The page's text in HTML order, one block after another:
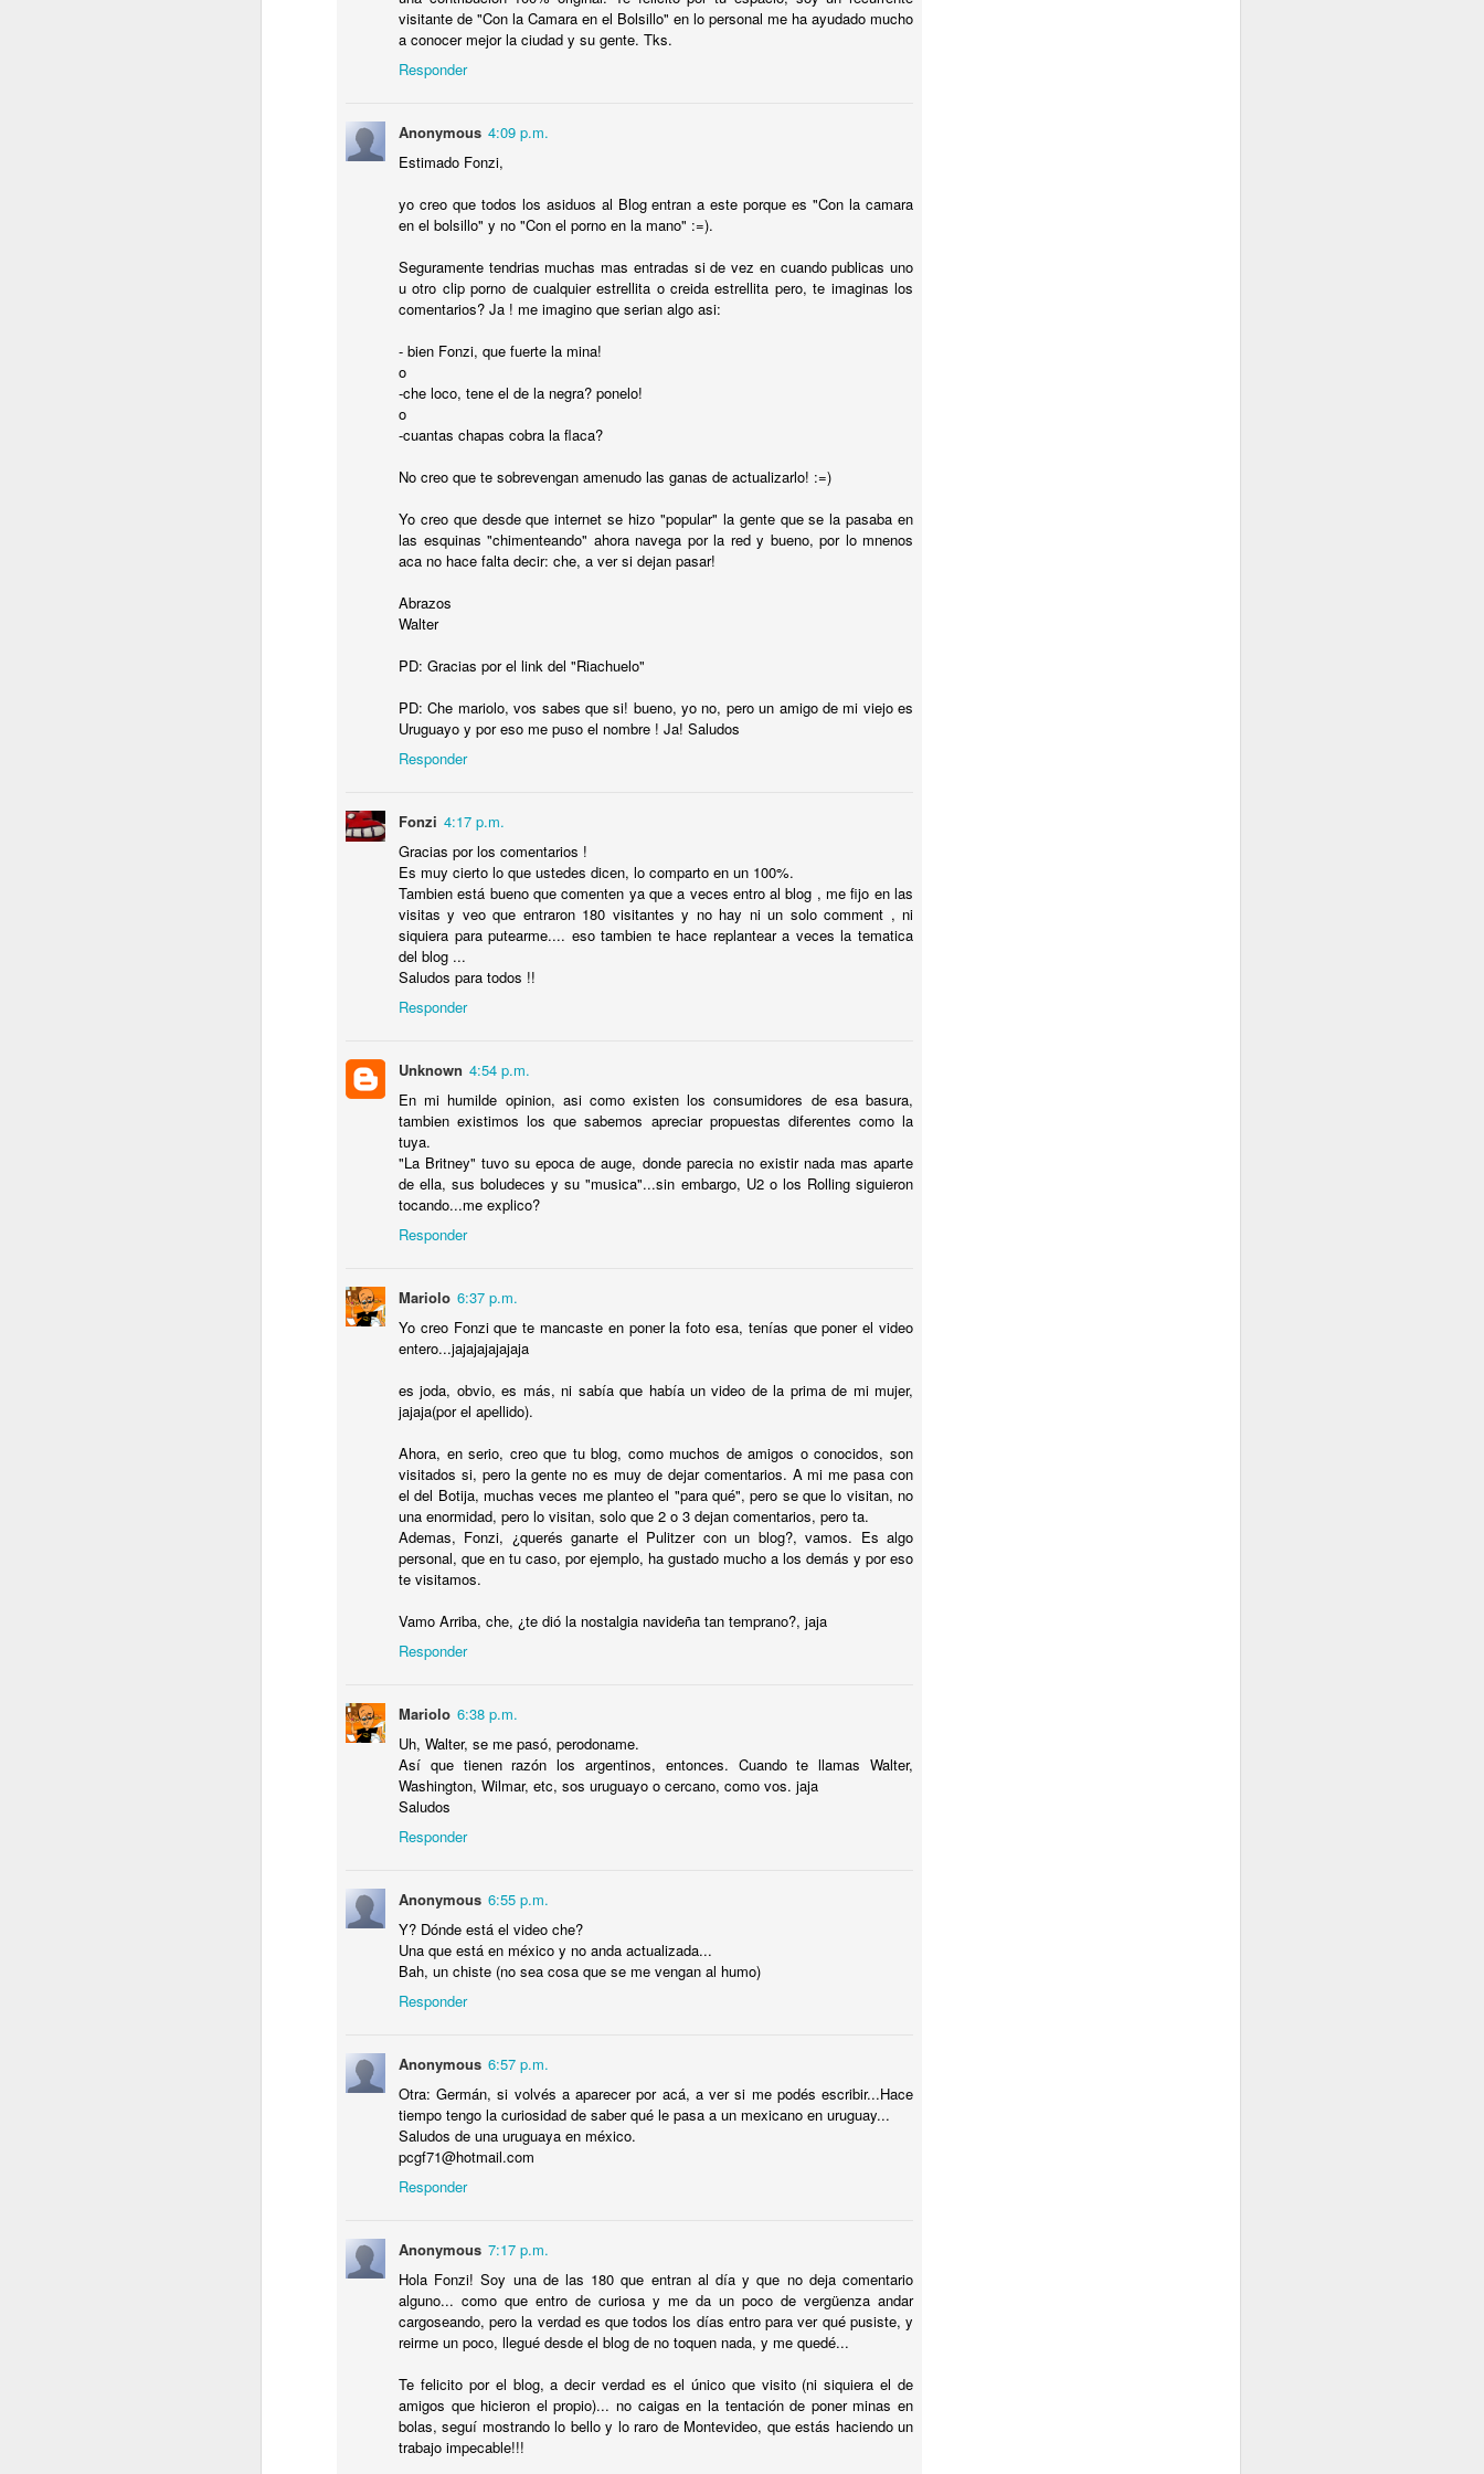
visitante de "Con la Camara en el Bolsillo" en lo personal me ha ayudado mucho
a conocer mejor la ciudad y su gente. Tks.
Responder
Anonymous 4:09 p.m.
Estimado Fonzi,
yo creo que todos los asiduos al Blog entran a este porque es "Con la camara
en el bolsillo" y no "Con el porno en la mano" :=).
Seguramente tendrias muchas mas entradas si de vez en cuando publicas uno
u otro clip porno de cualquier estrellita o creida estrellita pero, te imaginas los
comentarios? Ja ! me imagino que serian algo asi:
- bien Fonzi, que fuerte la mina!
o
-che loco, tene el de la negra? ponelo!
o
-cuantas chapas cobra la flaca?
No creo que te sobrevengan amenudo las ganas de actualizarlo! :=)
Yo creo que desde que internet se hizo "popular" la gente que se la pasaba en
las esquinas "chimenteando" ahora navega por la red y bueno, por lo mnenos
aca no hace falta decir: che, a ver si dejan pasar!
Abrazos
Walter
PD: Gracias por el link del "Riachuelo"
PD: Che mariolo, vos sabes que si! bueno, yo no, pero un amigo de mi viejo es
Uruguayo y por eso me puso el nombre ! Ja! Saludos
Responder
Fonzi 4:17 p.m.
Gracias por los comentarios !
Es muy cierto lo que ustedes dicen, lo comparto en un 100%.
Tambien está bueno que comenten ya que a veces entro al blog , me fijo en las
visitas y veo que entraron 180 visitantes y no hay ni un solo comment , ni
siquiera para putearme.... eso tambien te hace replantear a veces la tematica
del blog ...
Saludos para todos !!
Responder
Unknown 4:54 p.m.
En mi humilde opinion, asi como existen los consumidores de esa basura,
tambien existimos los que sabemos apreciar propuestas diferentes como la
tuya.
"La Britney" tuvo su epoca de auge, donde parecia no existir nada mas aparte
de ella, sus boludeces y su "musica"...sin embargo, U2 o los Rolling siguieron
tocando...me explico?
Responder
Mariolo 6:37 p.m.
Yo creo Fonzi que te mancaste en poner la foto esa, tenías que poner el video
entero...jajajajajajaja
es joda, obvio, es más, ni sabía que había un video de la prima de mi mujer,
jajaja(por el apellido).
Ahora, en serio, creo que tu blog, como muchos de amigos o conocidos, son
visitados si, pero la gente no es muy de dejar comentarios. A mi me pasa con
el del Botija, muchas veces me planteo el "para qué", pero se que lo visitan, no
una enormidad, pero lo visitan, solo que 2 o 3 dejan comentarios, pero ta.
Ademas, Fonzi, ¿querés ganarte el Pulitzer con un blog?, vamos. Es algo
personal, que en tu caso, por ejemplo, ha gustado mucho a los demás y por eso
te visitamos.
Vamo Arriba, che, ¿te dió la nostalgia navideña tan temprano?, jaja
Responder
Mariolo 6:38 p.m.
Uh, Walter, se me pasó, perodoname.
Así que tienen razón los argentinos, entonces. Cuando te llamas Walter,
Washington, Wilmar, etc, sos uruguayo o cercano, como vos. jaja
Saludos
Responder
Anonymous 6:55 p.m.
Y? Dónde está el video che?
Una que está en méxico y no anda actualizada...
Bah, un chiste (no sea cosa que se me vengan al humo)
Responder
Anonymous 6:57 p.m.
Otra: Germán, si volvés a aparecer por acá, a ver si me podés escribir...Hace
tiempo tengo la curiosidad de saber qué le pasa a un mexicano en uruguay...
Saludos de una uruguaya en méxico.
pcgf71@hotmail.com
Responder
Anonymous 7:17 p.m.
Hola Fonzi! Soy una de las 180 que entran al día y que no deja comentario
alguno... como que entro de curiosa y me da un poco de vergüenza andar
cargoseando, pero la verdad es que todos los días entro para ver qué pusiste, y
reirme un poco, llegué desde el blog de no toquen nada, y me quedé...
Te felicito por el blog, a decir verdad es el único que visito (ni siquiera el de
amigos que hicieron el propio)... no caigas en la tentación de poner minas en
bolas, seguí mostrando lo bello y lo raro de Montevideo, que estás haciendo un
trabajo impecable!!!
Cuenta la leyenda que en el barrio VILLA DEL PARQUE de la ciudad de
BUENOS AIRES existe UN CASTILLO EMBRUJADO por un
12
RECUPERADOS DEL NAUFRAGIO
TITANIC 100 OBJETOS VALIOSOS RECUPERADOS DEL
NAUFRAGIO
Luego de ubicado el naufragio del TITANIC fueron cientos los objetos
recuperados. Muchos de ellos fueron a subasta Y SE VENDIERON
POR MILLONES DE EUROS. En el video te muestro los más CAROS
y FAMOSOS.
JUL
PAESTUM, los templos griegos MEJOR
PAESTUM, los templos griegos MEJOR CONSERVADOS están en
ITALIA
Cualquiera pensaría que los TEMPLOS GRIEGOS MEJOR
CONSERVADOS están en Grecia. Pues no, ESTÁN EN ITALIA, MÁS
.
12
INCREÍBLE !
Tiene UN LEÓN en el JARDÍN DE LA CASA, INCREÍBLE !
JUL
MISIL EXOCET SOBRE UNA CAMIONETA en
MONTEVIDEO ! DE LOCOS !! VEAN LAS FOTOS !!
JUL
12
El CHORIPÁN TIENE SU MONUMENTO !! SABÉS
DONDE ? A QUE NO!!
Monumentos hay para TODOS LOS GUSTOS, pero vos sabías QUE
EXISTE EL MONUMENTO AL CHORIPÁN ? NO? TE CUENTO DONDE
ESTÁ EL MONUMENTO Y TE MUESTRO FOTOS !! BUEN
12
Hotel Concordia, donde el FANTASMA DE GARDEL
AÚN VIVE !
Hotel Concordia, donde el FANTASMA DE GARDEL AÚN VIVE !
Hay un hotel en la ciudad de SALTO, República Oriental del Uruguay,
donde el FANTASMA DE CARLOS GARDEL SIGUE DEAMBULANDO.
5
El dia que...MIKE TYSON QUISO PELEAR CON UN GORILA.
COMO y POR QUÉ SE LE OCURRIÓ ESA LOCURA A TYSON ? Dejá
5
¿Por qué CHESPIRITO no fue al VELORIO ni al
SEPELIO de DON RAMÓN?
Muchas cosas se dicen al respecto, PERO LA VERDAD ES UNA
VECINDAD DEL CHAVO, Hay quienes dicen que el principio del fin del
programa fue causado por Florinda Meza, la YOKO ONO de ROBERTO
GOMEZ BOLAÑOS.
ENCONTRÉ MEDALLA DEL EXORCISTA de SAN BENITO !!
DETECTANDO METALES EN LA PLAYA encontré enterrada en la
arena LA PODEROSA MEDALLA DE SAN BENITO, la misma que se
usa EN LOS EXORCISMOS para EXPULSAR AL DEMONIO del cuerpo
que fue poseído por el MALIGNO.
JUL
La casa EMBRUJAD de Chespirito. EL FANTASMA